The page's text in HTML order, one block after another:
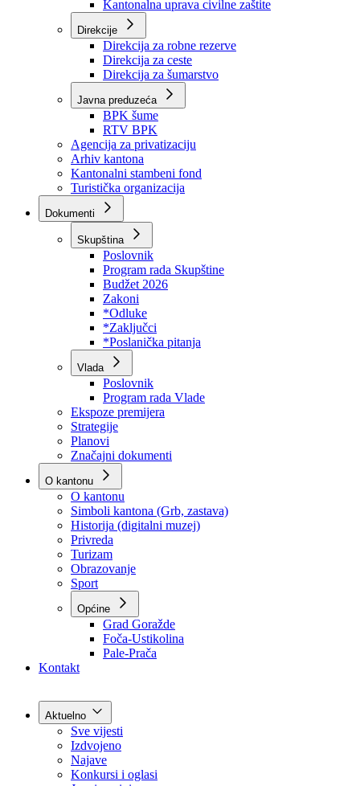
Kantonalna uprava za inspekcijske poslove
Kantonalna uprava civilne zaštite
Direkcije
Direkcija za robne rezerve
Direkcija za ceste
Direkcija za šumarstvo
Javna preduzeća
BPK šume
RTV BPK
Agencija za privatizaciju
Arhiv kantona
Kantonalni stambeni fond
Turistička organizacija
Dokumenti
Skupština
Poslovnik
Program rada Skupštine
Budžet 2026
Zakoni
*Odluke
*Zaključci
*Poslanička pitanja
Vlada
Poslovnik
Program rada Vlade
Ekspoze premijera
Strategije
Planovi
Značajni dokumenti
O kantonu
O kantonu
Simboli kantona (Grb, zastava)
Historija (digitalni muzej)
Privreda
Turizam
Obrazovanje
Sport
Općine
Kontakt
Aktuelno
Sve vijesti